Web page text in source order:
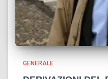
GENERALE